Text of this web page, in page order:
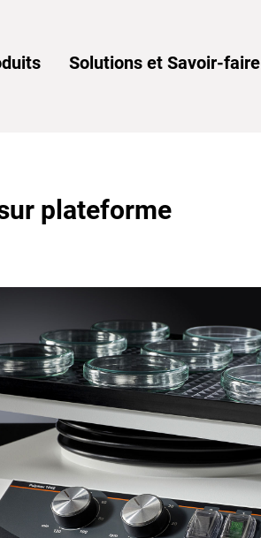
Solutions et Savoir-faire
plateforme